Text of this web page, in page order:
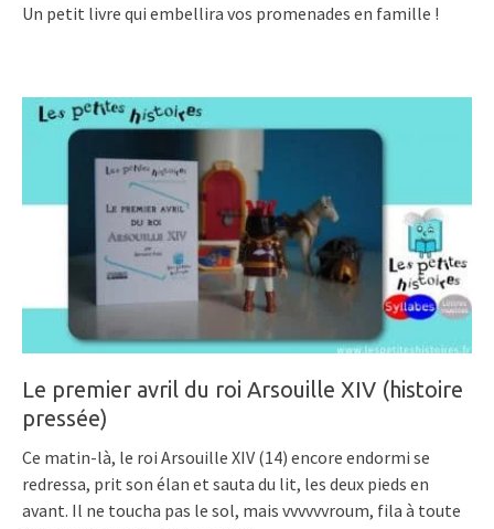
Un petit livre qui embellira vos promenades en famille !
Le premier avril du roi Arsouille XIV (histoire
pressée)
Ce matin-là, le roi Arsouille XIV (14) encore endormi se
redressa, prit son élan et sauta du lit, les deux pieds en
avant. Il ne toucha pas le sol, mais vvvvvvroum, fila à toute